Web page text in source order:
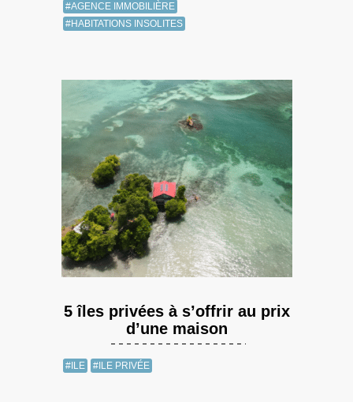
#AGENCE IMMOBILIÈRE
#HABITATIONS INSOLITES
5 îles privées à s’offrir au prix
d’une maison
#ILE #ILE PRIVÉE